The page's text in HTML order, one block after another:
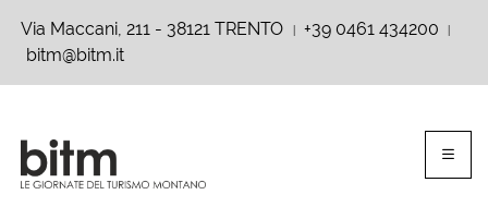
Via Maccani, 211 - 38121 TRENTO +39 0461 434200
bitm@bitm.it